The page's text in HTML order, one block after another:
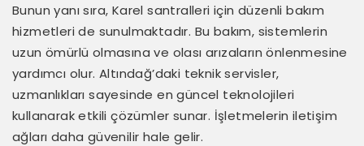
Bunun yanı sıra, Karel santralleri için düzenli bakım
hizmetleri de sunulmaktadır. Bu bakım, sistemlerin
uzun ömürlü olmasına ve olası arızaların önlenmesine
yardımcı olur. Altındağ’daki teknik servisler,
uzmanlıkları sayesinde en güncel teknolojileri
kullanarak etkili çözümler sunar. İşletmelerin iletişim
ağları daha güvenilir hale gelir.